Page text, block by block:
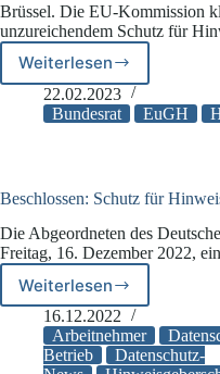
Brüssel. Die EU-Kommission
unzureichendem Schutz für
Weiterlesen
EU-
Kommission
verklagt
Gesetz
22.02.2023
Bundesrat
EuGH
Beschlossen: Schutz für
Die Abgeordneten des
Freitag, 16. Dezember 2022,
WeiterlesenBeschlossen:
Schutz
für
Hinweisgeber
16.12.2022
Arbeitnehmer
Betrieb
Datenschutz-